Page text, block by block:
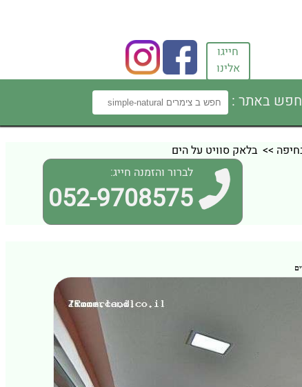
חייגו
אלינו
חפש באתר :
>> בלאק סוויט על הים
לברור והזמנה חייג:
052-9708575